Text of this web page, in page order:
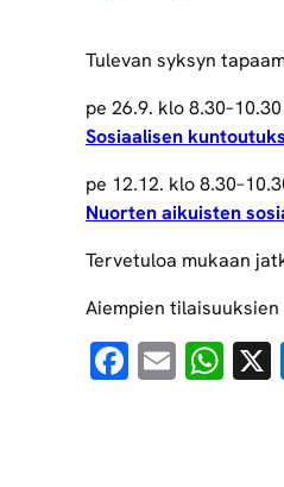
Tulevan syksyn
pe 26.9. klo 8.30–10.30
Sosiaalisen
pe 12.12. klo
Nuorten aikuisten
Tervetuloa mukaan
Aiempien
Email